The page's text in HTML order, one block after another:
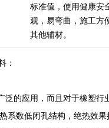
标准值，使用健康安
观，易弯曲，施工方
其他辅材。
：
的应用，而且对于橡塑行
数低闭孔结构，绝热效